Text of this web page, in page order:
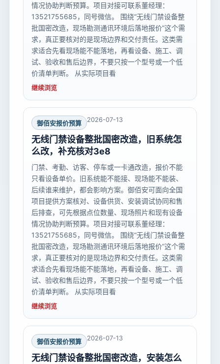
情况协助判断预算。项目对接可联系董经理：
13521755685，同号微信。 围绕“无线门禁设备整
批国密改造，现场勘测通讯环境后落地报价”这个需
求，真正要核对的是现场边界和交付责任。这类需
求适合先看现场能不能落地，再看设备、施工、调
试、验收和售后边界，不要只按一个型号或一个低
价清单判断。 从实际项目看
继续浏览
御佰安报价预算 2026-07-13
无线门禁设备整批国密改造，旧系统怎
么改，补充核对3e8
门禁、考勤、访客、停车或一卡通改造，报价不能
只看设备单价。旧系统能不能接、现场能不能装、
后续谁来维护，都会影响方案。御佰安可面向全国
项目提供方案核对、设备供货、安装调试协同和售
后排查，可先根据点位数量、现场照片和现有设备
情况协助判断预算。项目对接可联系董经理：
13521755685，同号微信。 围绕“无线门禁设备整
批国密改造，现场勘测通讯环境后落地报价”这个需
求，真正要核对的是现场边界和交付责任。这类需
求适合先看现场能不能落地，再看设备、施工、调
试、验收和售后边界，不要只按一个型号或一个低
价清单判断。 从实际项目看
继续浏览
御佰安报价预算 2026-07-13
无线门禁设备整批国密改造，安装怎么